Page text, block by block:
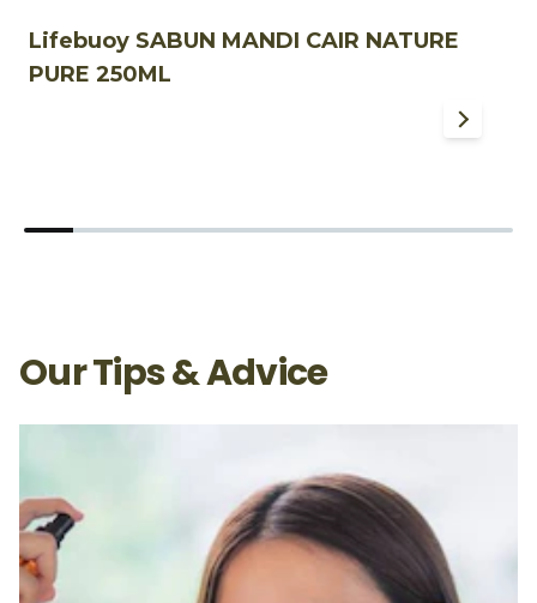
Lifebuoy SABUN MANDI CAIR NATURE
PURE 250ML
Our Tips & Advice